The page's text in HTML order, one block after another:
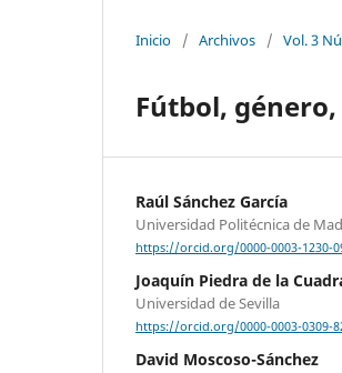
Inicio / Archivos / Vol. 3
Fútbol,
Raúl Sánchez García
Universidad Politécnica de
https://orcid.org/0000-0003-1230-
Joaquín Piedra de la
Universidad de Sevilla
https://orcid.org/0000-0003-0309-
David Moscoso-Sánchez